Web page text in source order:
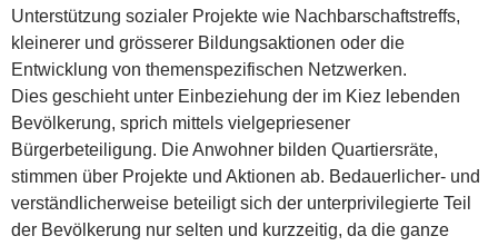
Unterstützung sozialer Projekte wie Nachbarschafts­treffs,
kleinerer und grösserer Bildungsaktionen oder die
Entwicklung von themenspezifischen Netzwerken.
Dies geschieht unter Einbeziehung der im Kiez lebenden
Bevölkerung, sprich mittels vielgepriesener
Bürgerbeteiligung. Die Anwohner bilden Quartiersräte,
stimmen über Projekte und Aktionen ab. Bedauerlicher- und
verständlicherweise beteiligt sich der unterprivilegierte Teil
der Bevölkerung nur selten und kurzzeitig, da die ganze